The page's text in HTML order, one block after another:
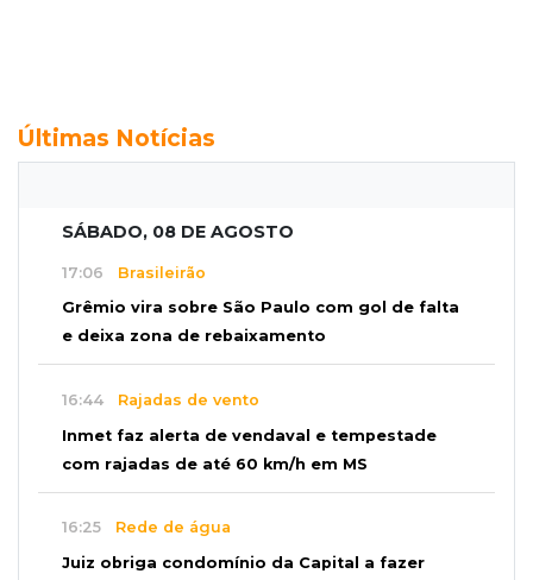
Últimas Notícias
SÁBADO, 08 DE AGOSTO
17:06 Brasileirão
Grêmio vira sobre São Paulo com gol de falta
e deixa zona de rebaixamento
16:44 Rajadas de vento
Inmet faz alerta de vendaval e tempestade
com rajadas de até 60 km/h em MS
16:25 Rede de água
Juiz obriga condomínio da Capital a fazer